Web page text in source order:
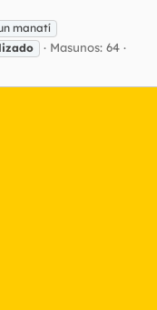
manatí
Masunos: 64